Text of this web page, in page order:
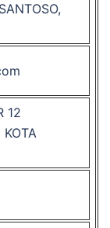
12